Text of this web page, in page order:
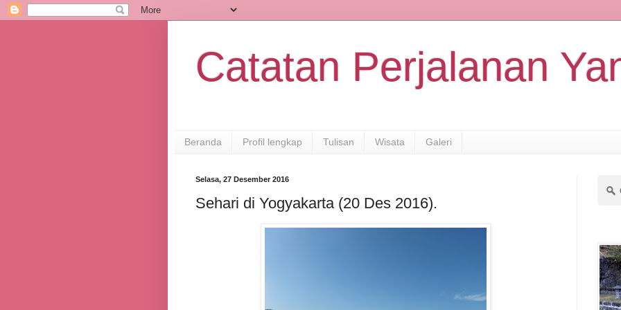
Catatan Perjalanan
Beranda Profil lengkap Tulisan Wisata Galeri
Selasa, 27 Desember 2016
Sehari di Yogyakarta (20 Des 2016).